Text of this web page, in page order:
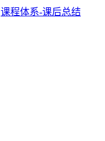
课程体系-课后总结